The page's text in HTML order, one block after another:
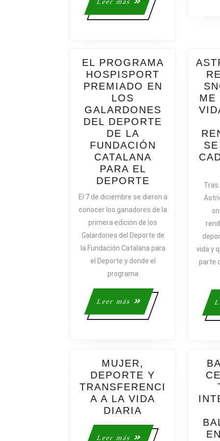
Leer más
más
EL PROGRAMA
HOSPISPORT
PREMIADO EN
LOS
GALARDONES
DEL DEPORTE
DE LA
FUNDACIÓN
CATALANA
PARA EL
DEPORTE
PREMIADO
EN
LOS
DEL
DE
LA
FUNDACIÓN
CATALANA
El 7 de diciembre se dieron a
conocer los ganadores de la
primera edición de los
Galardones del Deporte de
la Fundación Catalana para
el Deporte y donde el
programa
Leer más
Leer
más
ME
vida y
parte
MUJER,
DEPORTE Y
TRANSFERENCI
A A LA VIDA
DIARIA
Leer más
Leer